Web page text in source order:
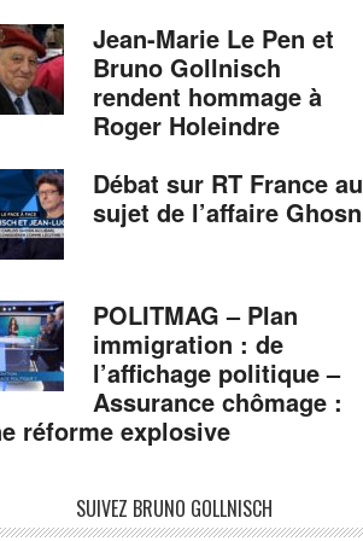
Jean-Marie Le Pen et
Bruno Gollnisch
rendent hommage à
Roger Holeindre
Débat sur RT France au
sujet de l’affaire Ghosn
POLITMAG – Plan
immigration : de
l’affichage politique –
Assurance chômage :
réforme explosive
SUIVEZ BRUNO GOLLNISCH